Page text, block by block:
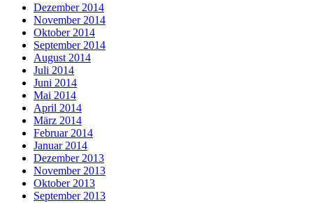
Dezember 2014
November 2014
Oktober 2014
September 2014
August 2014
Juli 2014
Juni 2014
Mai 2014
April 2014
März 2014
Februar 2014
Januar 2014
Dezember 2013
November 2013
Oktober 2013
September 2013